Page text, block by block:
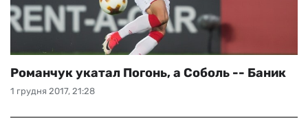
1 грудня 2017, 21:28
Романчук укатал Погонь, а Соболь -- Баник